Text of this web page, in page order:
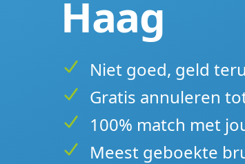
Haag
Niet goed, geld
Gratis annuleren
100% match met
Meest geboekte